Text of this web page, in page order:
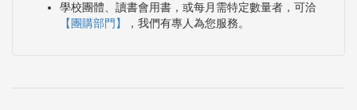
學校團體、讀書會用書，或每月需特定數量者，可洽
【團購部門】
，我們有專人為您服務。